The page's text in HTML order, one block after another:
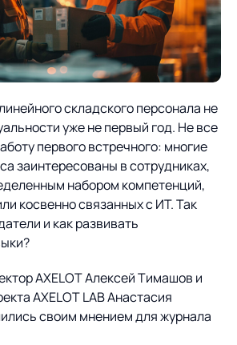
Партнеры
Импортозамещение
поставок
Управление двором
Логистический
консалтинг
Роботизация
Оборудование для склада
AXELOT AI
Нетворкинг и обмен
опытом вместе с AXELOT
Облачные сервисы
Формирование центров
СМИ о нас
Архив мероприятий
складского персонала не
уже не первый год. Не все
первого встречного: многие
заинтересованы в сотрудниках,
набором компетенций,
косвенно связанных с ИТ. Так
и как развивать
AXELOT Алексей Тимашов и
AXELOT LAB Анастасия
своим мнением для журнала